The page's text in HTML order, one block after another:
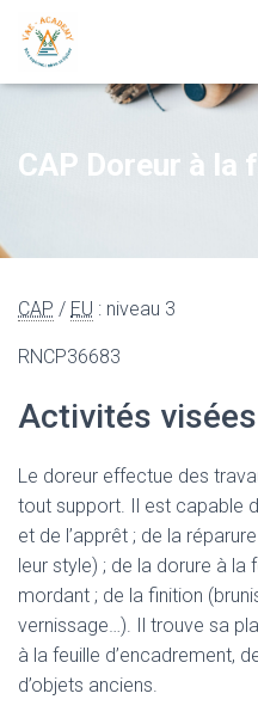
CAP Doreur à
CAP / EU : niveau 3
RNCP36683
Activités visées
Le doreur effectue des
tout support. Il est capable
et de l’apprêt ; de la
leur style) ; de la dorure à la
mordant ; de la finition
vernissage…). Il trouve sa
à la feuille d’encadrement,
d’objets anciens.